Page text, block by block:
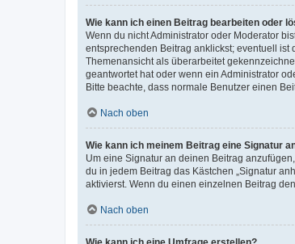
Wie kann ich einen Beitrag bearbeiten oder
Wenn du nicht Administrator oder Moderator
entsprechenden Beitrag anklickst; eventuell
Themenansicht als überarbeitet
geantwortet hat oder wenn ein Administrator
Bitte beachte, dass normale Benutzer einen
Nach oben
Wie kann ich meinem Beitrag eine Signatur
Um eine Signatur an deinen Beitrag
du in jedem Beitrag das Kästchen „Signatur
aktivierst. Wenn du einen einzelnen Beitrag
Nach oben